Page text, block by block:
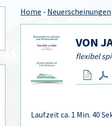
Home - Neuerscheinungen
VON
flexibel
Laufzeit ca. 1 Min. 40